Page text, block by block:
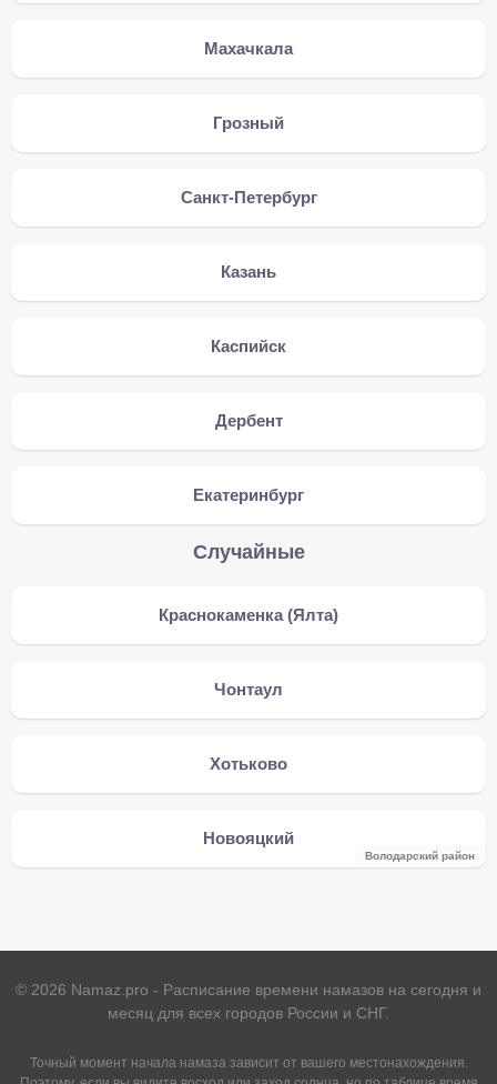
Махачкала
Грозный
Санкт-Петербург
Казань
Каспийск
Дербент
Екатеринбург
Случайные
Краснокаменка (Ялта)
Чонтаул
Хотьково
Новояцкий
Володарский район
© 2026 Namaz.pro - Расписание времени намазов на сегодня и
месяц для всех городов России и СНГ.
Точный момент начала намаза зависит от вашего местонахождения.